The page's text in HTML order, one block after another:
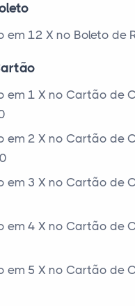
em 12 X no Boleto de
em 1 X no Cartão de
em 2 X no Cartão de
em 3 X no Cartão de
em 4 X no Cartão de
em 5 X no Cartão de